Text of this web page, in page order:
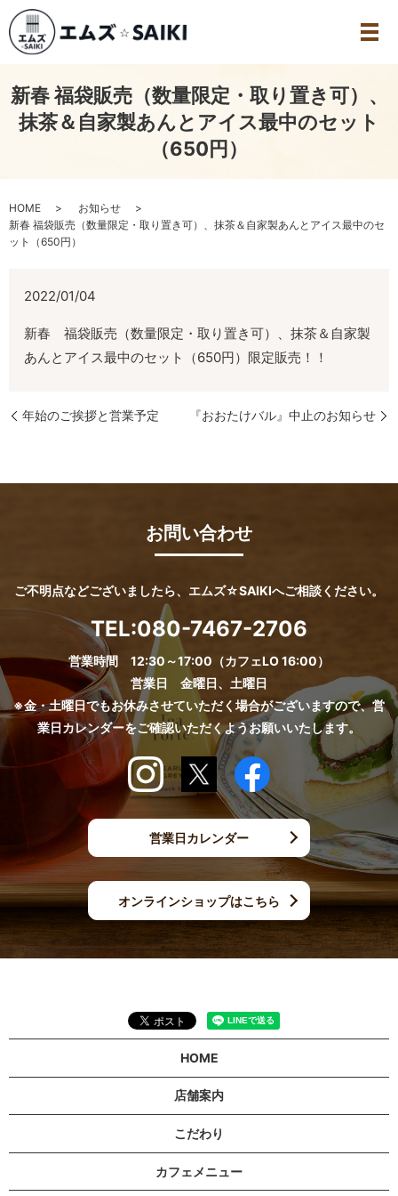
新春 福袋販売（数量限定・取り置き可）、
抹茶＆自家製あんとアイス最中のセット
（650円）
HOME
お知らせ
新春 福袋販売（数量限定・取り置き可）、抹茶＆自家製あんとアイス最中のセ
ット（650円）
2022/01/04
新春 福袋販売（数量限定・取り置き可）、抹茶＆自家製
あんとアイス最中のセット（650円）限定販売！！
年始のご挨拶と営業予定 『おおたけバル』中止のお知らせ
お問い合わせ
ご不明点などございましたら、エムズ☆SAIKIへご相談ください。
TEL:080-7467-2706
営業時間 12:30～17:00（カフェLO 16:00）
営業日 金曜日、土曜日
※金・土曜日でもお休みさせていただく場合がございますので、営
業日カレンダーをご確認いただくようお願いいたします。
営業日カレンダー
オンラインショップはこちら
HOME
店舗案内
こだわり
カフェメニュー